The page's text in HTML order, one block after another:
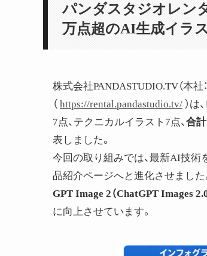
パンダスタジオレン
万点超のAI生成イラ
株式会社PANDASTUDIO.TV（本社
（ https://rental.pandastudio.tv/ ）
7点、テクニカルイラスト7点、合
表しました。
今回の取り組みでは、最新AI技術
品紹介ページへと進化させました
GPT Image 2（ChatGPT Images 2.0
に向上させています。